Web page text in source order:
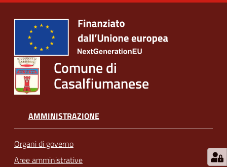
Comune di
Casalfiumanese
AMMINISTRAZIONE
Organi di governo
Aree amministrative